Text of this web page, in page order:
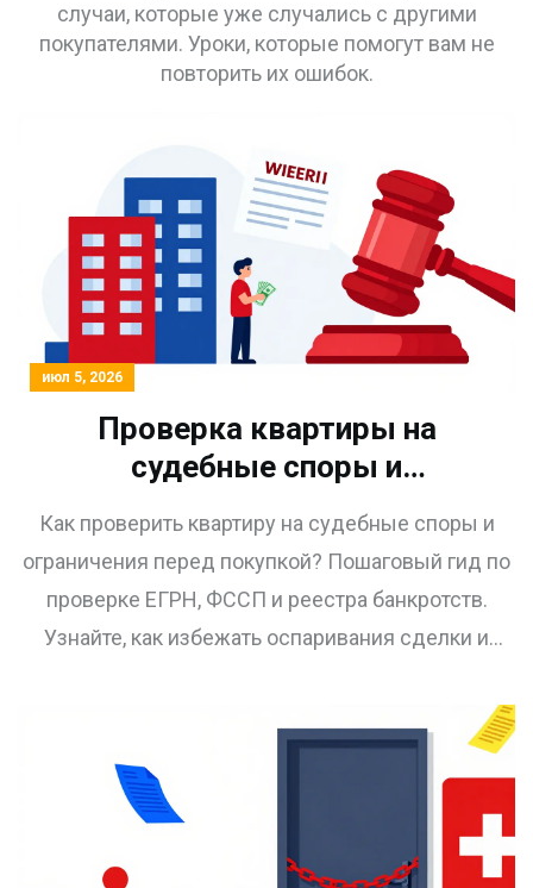
случаи, которые уже случались с другими
покупателями. Уроки, которые помогут вам не
повторить их ошибок.
июл 5, 2026
Проверка квартиры на
судебные споры и
ограничения перед покупкой:
пошаговый гид
Как проверить квартиру на судебные споры и
ограничения перед покупкой? Пошаговый гид по
проверке ЕГРН, ФССП и реестра банкротств.
Узнайте, как избежать оспаривания сделки и